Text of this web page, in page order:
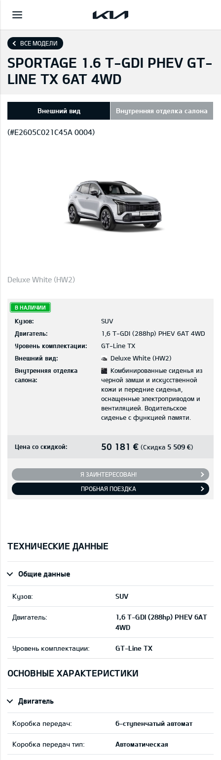
ВСЕ МОДЕЛИ
SPORTAGE 1.6 T-GDI PHEV GT-
LINE TX 6AT 4WD
Внешний вид Внутренняя отделка салона
(#E2605C021C45A 0004)
Deluxe White (HW2)
В НАЛИЧИИ
Кузов:
SUV
Двигатель:
1,6 T-GDI (288hp) PHEV 6AT 4WD
Уровень комплектации:
GT-Line TX
Внешний вид:
Deluxe White (HW2)
Внутренняя отделка
салона:
Комбинированные сиденья из
черной замши и искусственной
кожи и передние сиденья,
оснащенные электроприводом и
вентиляцией. Водительское
сиденье с функцией памяти.
Цена со скидкой: 50 181 € (Скидка 5 509 €)
Я ЗАИНТЕРЕСОВАН!
ПРОБНАЯ ПОЕЗДКА
ТЕХНИЧЕСКИЕ ДАННЫЕ
Общие данные
Кузов: SUV
Двигатель:
1,6 T-GDI (288hp) PHEV 6AT
4WD
Уровень комплектации: GT-Line TX
ОСНОВНЫЕ ХАРАКТЕРИСТИКИ
Двигатель
Коробка передач: 6-ступенчатый автомат
Коробка передач тип: Автоматическая